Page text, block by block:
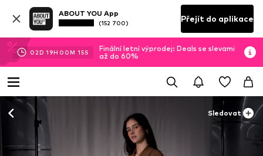
ABOUT YOU App
(152 700) Přejít do aplikace
02D 19H 00M 13S
Finální letní výprodej: Deals se slevami
až do 60%
Sledovat